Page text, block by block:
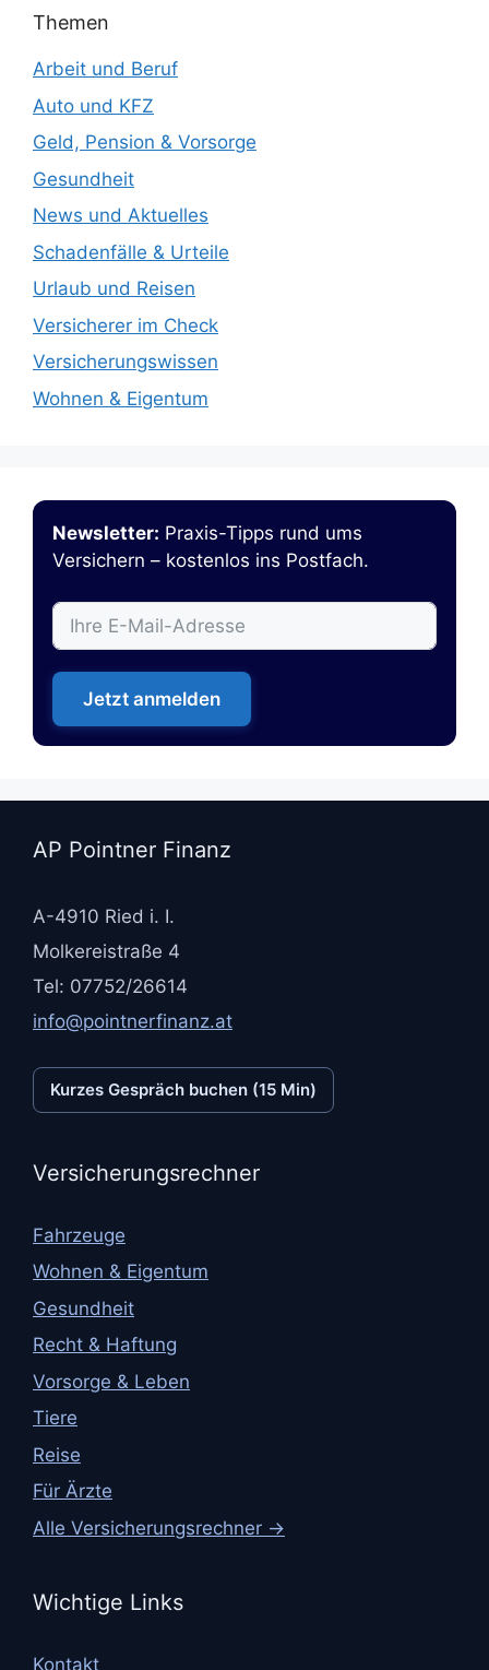
Themen
Arbeit und Beruf
Auto und KFZ
Geld, Pension & Vorsorge
Gesundheit
News und Aktuelles
Schadenfälle & Urteile
Urlaub und Reisen
Versicherer im Check
Versicherungswissen
Wohnen & Eigentum
Newsletter: Praxis-Tipps rund ums
Versichern – kostenlos ins Postfach.
Jetzt anmelden
AP Pointner Finanz
A-4910 Ried i. I.
Molkereistraße 4
Tel: 07752/26614
info@pointnerfinanz.at
Kurzes Gespräch buchen (15 Min)
Versicherungsrechner
Fahrzeuge
Wohnen & Eigentum
Gesundheit
Recht & Haftung
Vorsorge & Leben
Tiere
Reise
Für Ärzte
Alle Versicherungsrechner →
Wichtige Links
Kontakt